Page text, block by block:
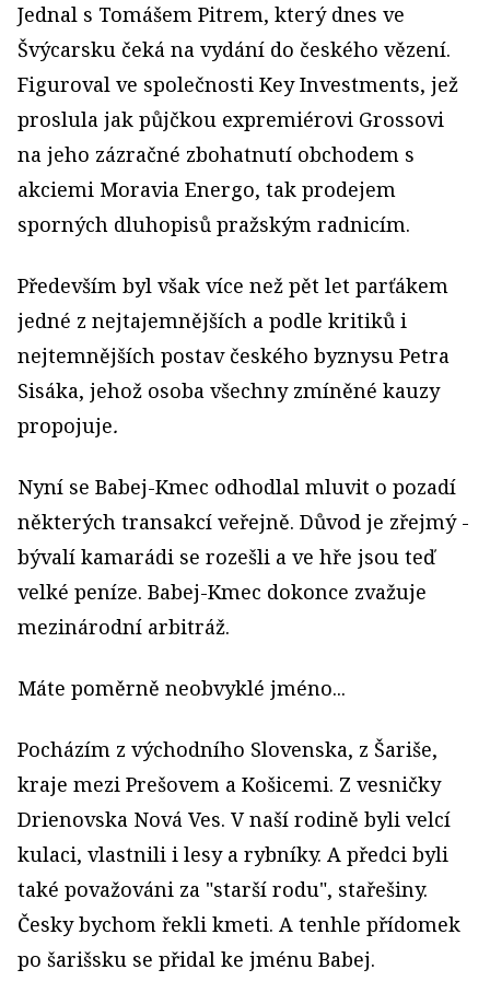
Jednal s Tomášem Pitrem, který dnes ve
Švýcarsku čeká na vydání do českého vězení.
Figuroval ve společnosti Key Investments, jež
proslula jak půjčkou expremiérovi Grossovi
na jeho zázračné zbohatnutí obchodem s
akciemi Moravia Energo, tak prodejem
sporných dluhopisů pražským radnicím.
Především byl však více než pět let parťákem
jedné z nejtajemnějších a podle kritiků i
nejtemnějších postav českého byznysu Petra
Sisáka, jehož osoba všechny zmíněné kauzy
propojuje.
Nyní se Babej-Kmec odhodlal mluvit o pozadí
některých transakcí veřejně. Důvod je zřejmý -
bývalí kamarádi se rozešli a ve hře jsou teď
velké peníze. Babej-Kmec dokonce zvažuje
mezinárodní arbitráž.
Máte poměrně neobvyklé jméno...
Pocházím z východního Slovenska, z Šariše,
kraje mezi Prešovem a Košicemi. Z vesničky
Drienovska Nová Ves. V naší rodině byli velcí
kulaci, vlastnili i lesy a rybníky. A předci byli
také považováni za "starší rodu", stařešiny.
Česky bychom řekli kmeti. A tenhle přídomek
po šarišsku se přidal ke jménu Babej.